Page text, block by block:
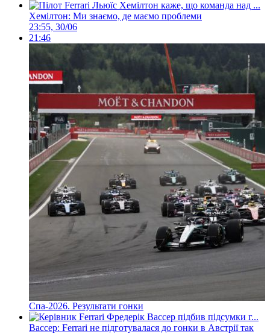
Хемілтон: Ми знаємо, де маємо проблеми
23:55, 30/06
21:46
Спа-2026. Результати гонки
Вассер: Ferrari не підготувалася до гонки в Австрії так